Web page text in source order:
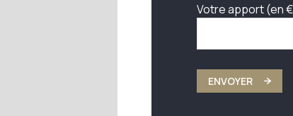
Votre apport (en
ENVOYER